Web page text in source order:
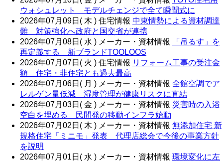
ウォシュレット モデルチェンジで全て瞬間式に
2026年07月09日( 木 ) 住宅情報 中東情勢による資材調達
難 対策強化へ政府と国交省が連携
2026年07月08日( 水 ) メーカー・資材情報
「吊るす」を
再定義する 新ブランドTOOLOOS
2026年07月07日( 火 ) 住宅情報 リフォーム工事の受注金
額 住宅・非住宅とも過去最高
2026年07月06日( 月 ) メーカー・資材情報 全館空調でア
レルゲン量低減 湿度管理が健康リスクに直結
2026年07月03日( 金 ) メーカー・資材情報 災害時の入浴
空白を埋める 民間発の移動インフラ始動
2026年07月02日( 木 ) メーカー・資材情報 無添加住宅 新
規格住宅「ミニモ」発表 代理店総会で今後の事業方針
を説明
2026年07月01日( 水 ) メーカー・資材情報 環境変化に左